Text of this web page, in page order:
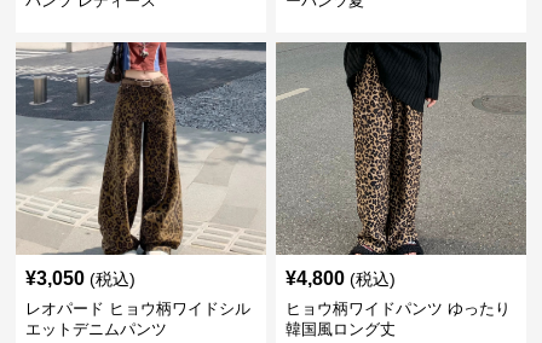
¥3,050 (税込)
レオパード ヒョウ柄ワイドシル
エットデニムパンツ
¥4,800 (税込)
ヒョウ柄ワイドパンツ ゆったり
韓国風ロング丈